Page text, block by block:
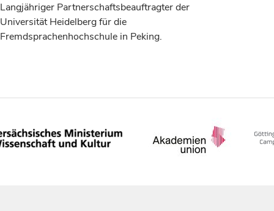
Langjähriger Partnerschaftsbeauftragter der
Universität Heidelberg für die
Fremdsprachenhochschule in Peking.